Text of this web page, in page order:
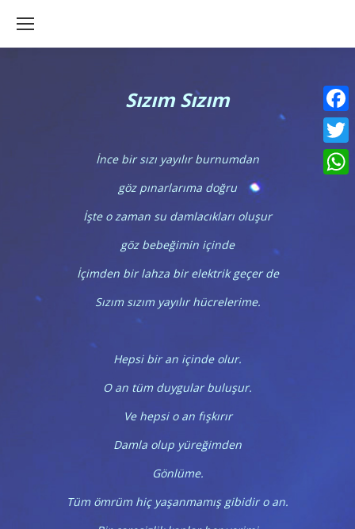
Sızım Sızım
İnce bir sızı yayılır burnumdan
göz pınarlarıma doğru
İşte o zaman su damlacıkları oluşur
göz bebeğimin içinde
İçimden bir lahza bir elektrik geçer de
Sızım sızım yayılır hücrelerime.
Hepsi bir an içinde olur.
O an tüm duygular buluşur.
Ve hepsi o an fışkırır
Damla olup yüreğimden
Gönlüme.
Tüm ömrüm hiç yaşanmamış gibidir o an.